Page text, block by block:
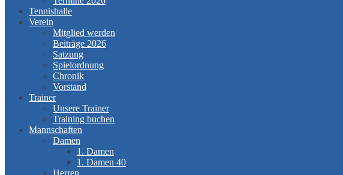
Tennishalle
Verein
Mitglied werden
Beiträge 2026
Satzung
Spielordnung
Chronik
Vorstand
Trainer
Unsere Trainer
Training buchen
Mannschaften
Damen
1. Damen
1. Damen 40
Herren